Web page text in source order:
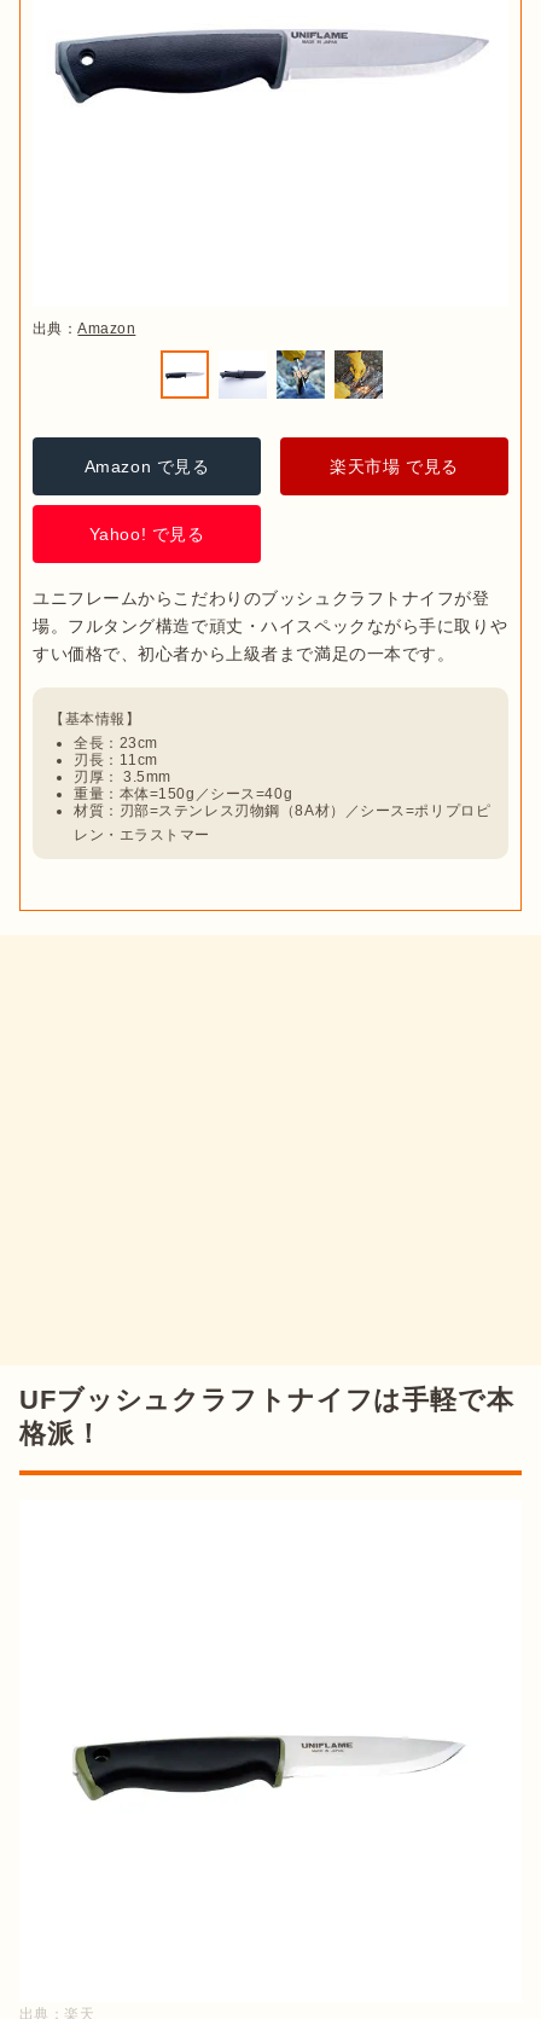
出典：Amazon
Amazon で見る 楽天市場 で見る
Yahoo! で見る
ユニフレームからこだわりのブッシュクラフトナイフが登
場。フルタング構造で頑丈・ハイスペックながら手に取りや
全長：23cm
刃長：11cm
刃厚： 3.5mm
重量：本体=150g／シース=40g
材質：刃部=ステンレス刃物鋼（8A材）／シース=ポリプロピ
レン・エラストマー
UFブッシュクラフトナイフは手軽で本
格派！
出典： 楽天